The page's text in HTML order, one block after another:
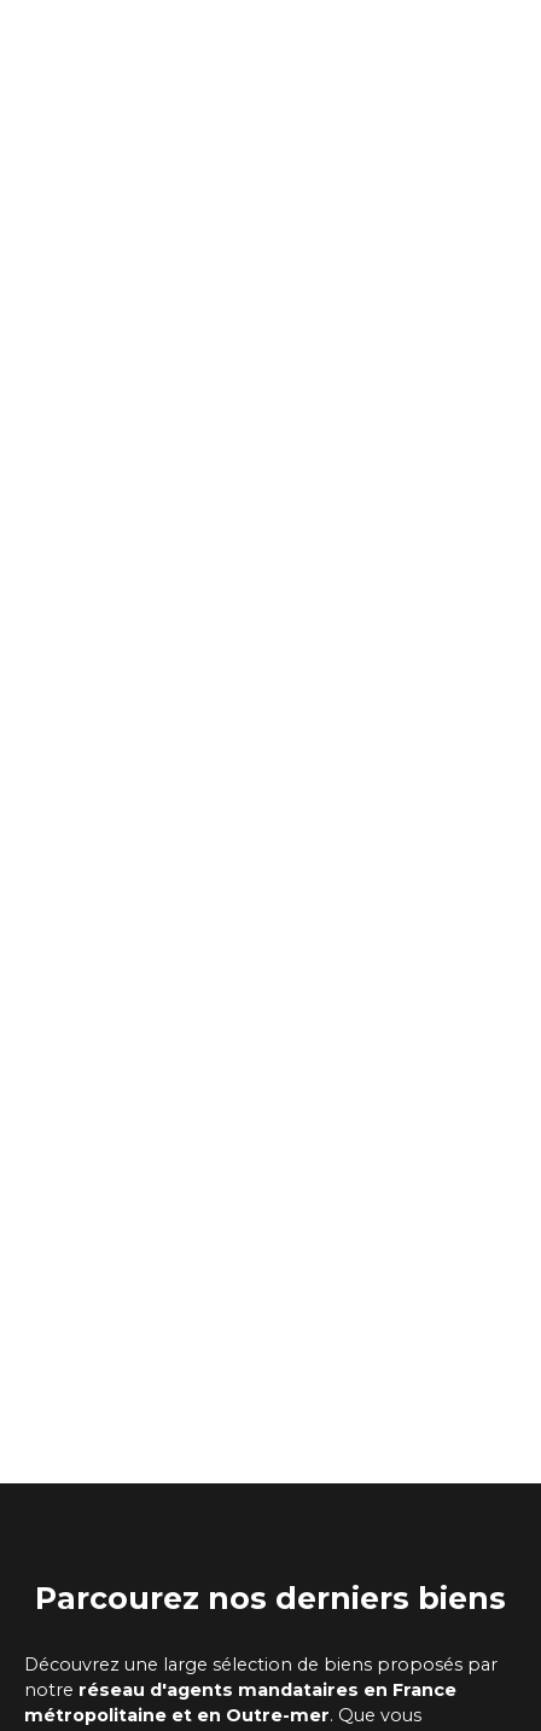
Parcourez nos derniers biens
Découvrez une large sélection de biens proposés par
notre réseau d'agents mandataires en France
métropolitaine et en Outre-mer. Que vous